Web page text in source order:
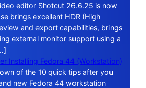
editor Shotcut 26.6.25 is now
brings excellent HDR (High
and export capabilities, brings
external monitor support using a
Installing Fedora 44 (Workstation)
of the 10 quick tips after you
new Fedora 44 workstation